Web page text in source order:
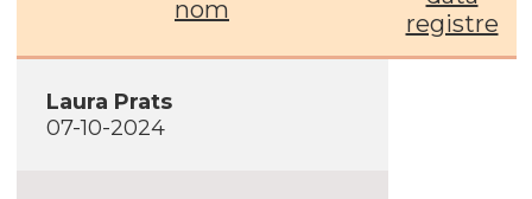
nom
registre
Laura Prats
07-10-2024